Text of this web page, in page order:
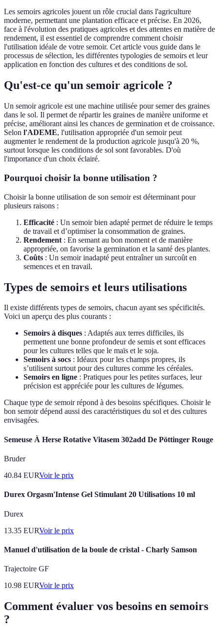
Les semoirs agricoles jouent un rôle crucial dans l'agriculture
moderne, permettant une plantation efficace et précise. En 2026,
face à l'évolution des pratiques agricoles et des attentes en matière de
rendement, il est essentiel de comprendre comment choisir
l'utilisation idéale de votre semoir. Cet article vous guide dans le
processus de sélection, les différentes typologies de semoirs et leur
application en fonction des cultures et des conditions de sol.
Qu'est-ce qu'un semoir agricole ?
Un semoir agricole est une machine utilisée pour semer des graines
dans le sol. Il permet de répartir les graines de manière uniforme et
précise, améliorant ainsi les chances de germination et de croissance.
Selon l'ADEME, l'utilisation appropriée d'un semoir peut
augmenter le rendement de la production agricole jusqu'à 20 %,
surtout lorsque les conditions de sol sont favorables. D'où
l'importance d'un choix éclairé.
Pourquoi choisir la bonne utilisation ?
Choisir la bonne utilisation de son semoir est déterminant pour
plusieurs raisons :
Efficacité : Un semoir bien adapté permet de réduire le temps
de travail et d’optimiser la consommation de graines.
Rendement : En semant au bon moment et de manière
appropriée, on favorise la germination et la santé des plantes.
Coûts : Un semoir inadapté peut entraîner un surcoût en
semences et en travail.
Types de semoirs et leurs utilisations
Il existe différents types de semoirs, chacun ayant ses spécificités.
Voici un aperçu des plus courants :
Semoirs à disques : Adaptés aux terres difficiles, ils
permettent une bonne profondeur de semis et sont efficaces
pour les cultures telles que le maïs et le soja.
Semoirs à socs : Idéaux pour les champs propres, ils
s’utilisent surtout pour des cultures comme les céréales.
Semoirs en ligne : Pratiques pour les petites surfaces, leur
précision est appréciée pour les cultures de légumes.
Chaque type de semoir répond à des besoins spécifiques. Choisir le
bon semoir dépend aussi des caractéristiques du sol et des cultures
envisagées.
Semeuse À Herse Rotative Vitasem 302add De Pöttinger Rouge
Bruder
40.84 EURVoir le prix
Durex Orgasm'Intense Gel Stimulant 20 Utilisations 10 ml
Durex
13.35 EURVoir le prix
Manuel d'utilisation de la boule de cristal - Charly Samson
Trajectoire GF
10.98 EURVoir le prix
Comment évaluer vos besoins en semoirs
?